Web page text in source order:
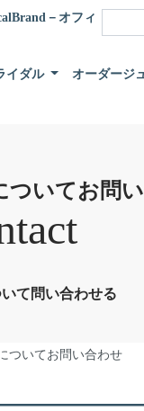
－オフィ
イダル オーダージ
ついてお問
て問い合わせる
ついてお問い合わせ